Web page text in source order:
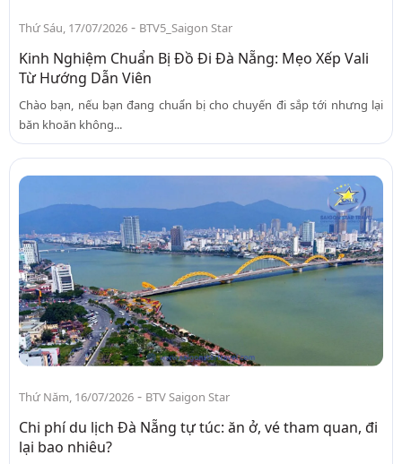
Thứ Sáu, 17/07/2026 - BTV5_Saigon Star
Kinh Nghiệm Chuẩn Bị Đồ Đi Đà Nẵng: Mẹo Xếp Vali
Từ Hướng Dẫn Viên
Chào bạn, nếu bạn đang chuẩn bị cho chuyến đi sắp tới nhưng lại
băn khoăn không...
Thứ Năm, 16/07/2026 - BTV Saigon Star
Chi phí du lịch Đà Nẵng tự túc: ăn ở, vé tham quan, đi
lại bao nhiêu?